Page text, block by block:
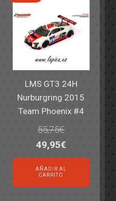
LMS GT3 24H
Nurburgring 2015
Team Phoenix #4
55,75€
El
precio
original
era:
49,95€El
precio
actual
es:
AÑADIR AL
CARRITO